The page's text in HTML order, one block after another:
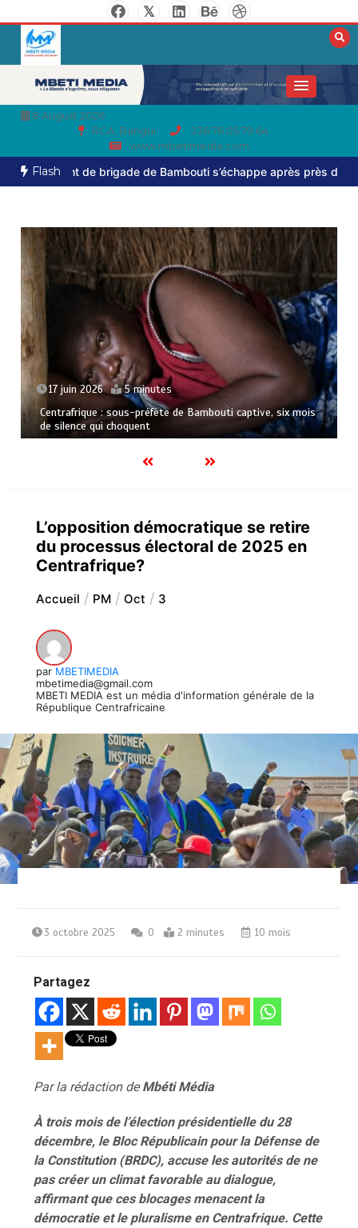
8 August 2026
RCA, Bangui
236 76 05 79 64
www.mbetimedia.com
Flash
de brigade de Bambouti s’échappe après près de huit mois
17 juin 2026 5 minutes
Centrafrique : sous-préfète de Bambouti captive, six mois
de silence qui choquent
L’opposition démocratique se retire
du processus électoral de 2025 en
Centrafrique?
Accueil PM Oct 3
par MBETIMEDIA
mbetimedia@gmail.com
MBETI MEDIA est un média d'information générale de la
République Centrafricaine
3 octobre 2025 0 2 minutes 10 mois
Partagez
Par la rédaction deMbéti Média
À trois mois de l’élection présidentielle du 28
décembre, le Bloc Républicain pour la Défense de
la Constitution (BRDC), accuse les autorités de ne
pas créer un climat favorable au dialogue,
affirmant que ces blocages menacent la
démocratie et le pluralisme en Centrafrique. Cette